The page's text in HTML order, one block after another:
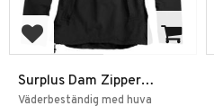
Add to favorites
Surplus Dam Zipper
Windbreaker Jacka
Väderbeständig med huva